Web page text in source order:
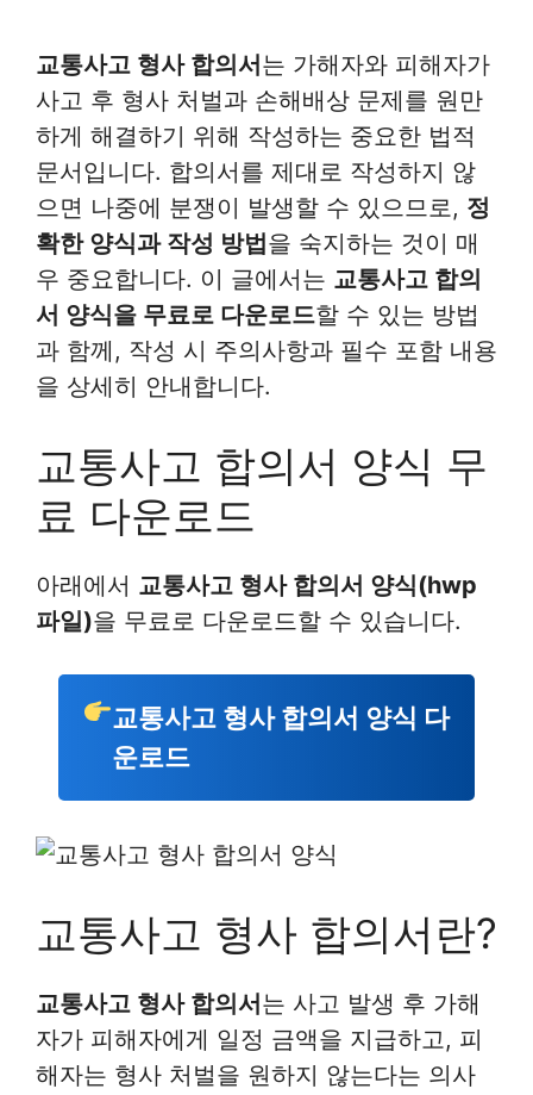
교통사고 형사 합의서는 가해자와 피해자가
사고 후 형사 처벌과 손해배상 문제를 원만
하게 해결하기 위해 작성하는 중요한 법적
문서입니다. 합의서를 제대로 작성하지 않
으면 나중에 분쟁이 발생할 수 있으므로, 정
확한 양식과 작성 방법을 숙지하는 것이 매
우 중요합니다. 이 글에서는 교통사고 합의
서 양식을 무료로 다운로드할 수 있는 방법
과 함께, 작성 시 주의사항과 필수 포함 내용
을 상세히 안내합니다.
교통사고 합의서 양식 무
료 다운로드
아래에서 교통사고 형사 합의서 양식(hwp
파일)을 무료로 다운로드할 수 있습니다.
교통사고 형사 합의서 양식 다
운로드
교통사고 형사 합의서란?
교통사고 형사 합의서는 사고 발생 후 가해
자가 피해자에게 일정 금액을 지급하고, 피
해자는 형사 처벌을 원하지 않는다는 의사